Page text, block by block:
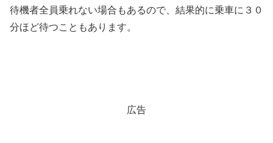
待機者全員乗れない場合もあるので、結果的に乗車に３０
分ほど待つこともあります。
広告